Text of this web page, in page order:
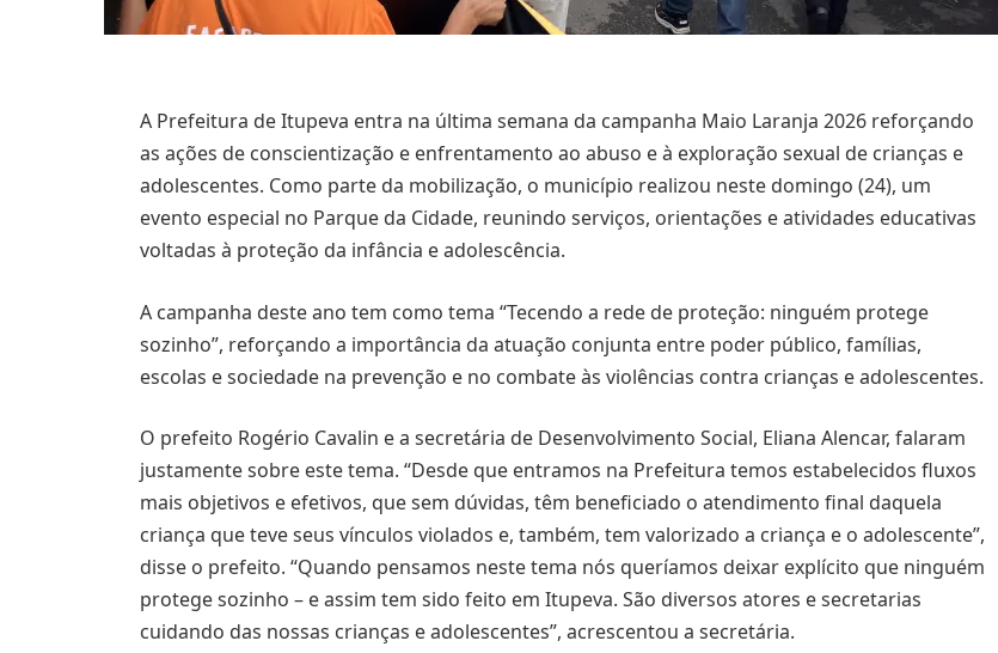
A Prefeitura de Itupeva entra na última semana da campanha Maio Laranja 2026 reforçando
as ações de conscientização e enfrentamento ao abuso e à exploração sexual de crianças e
adolescentes. Como parte da mobilização, o município realizou neste domingo (24), um
evento especial no Parque da Cidade, reunindo serviços, orientações e atividades educativas
voltadas à proteção da infância e adolescência.
A campanha deste ano tem como tema “Tecendo a rede de proteção: ninguém protege
sozinho”, reforçando a importância da atuação conjunta entre poder público, famílias,
escolas e sociedade na prevenção e no combate às violências contra crianças e adolescentes.
O prefeito Rogério Cavalin e a secretária de Desenvolvimento Social, Eliana Alencar, falaram
justamente sobre este tema. “Desde que entramos na Prefeitura temos estabelecidos fluxos
mais objetivos e efetivos, que sem dúvidas, têm beneficiado o atendimento final daquela
criança que teve seus vínculos violados e, também, tem valorizado a criança e o adolescente”,
disse o prefeito. “Quando pensamos neste tema nós queríamos deixar explícito que ninguém
protege sozinho – e assim tem sido feito em Itupeva. São diversos atores e secretarias
cuidando das nossas crianças e adolescentes”, acrescentou a secretária.